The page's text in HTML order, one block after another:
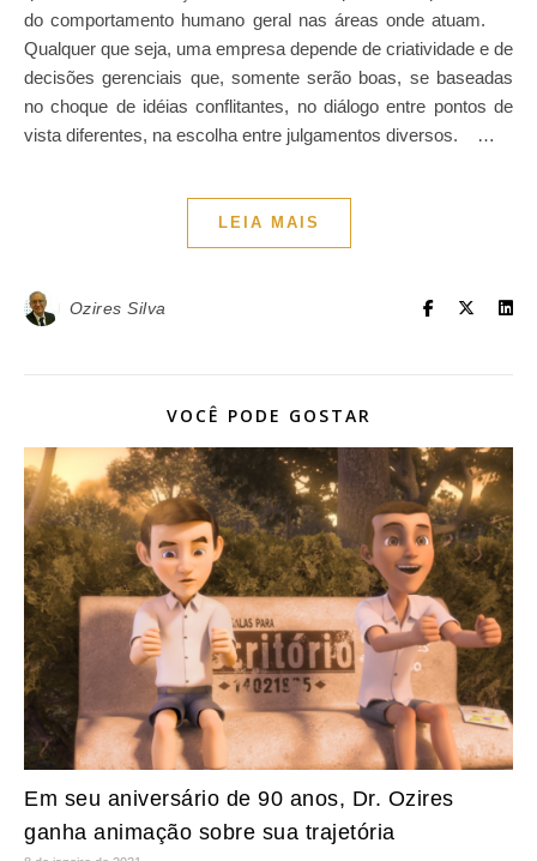
do comportamento humano geral nas áreas onde atuam.
Qualquer que seja, uma empresa depende de criatividade e de
decisões gerenciais que, somente serão boas, se baseadas
no choque de idéias conflitantes, no diálogo entre pontos de
vista diferentes, na escolha entre julgamentos diversos. …
LEIA MAIS
Ozires Silva
VOCÊ PODE GOSTAR
Em seu aniversário de 90 anos, Dr. Ozires
ganha animação sobre sua trajetória